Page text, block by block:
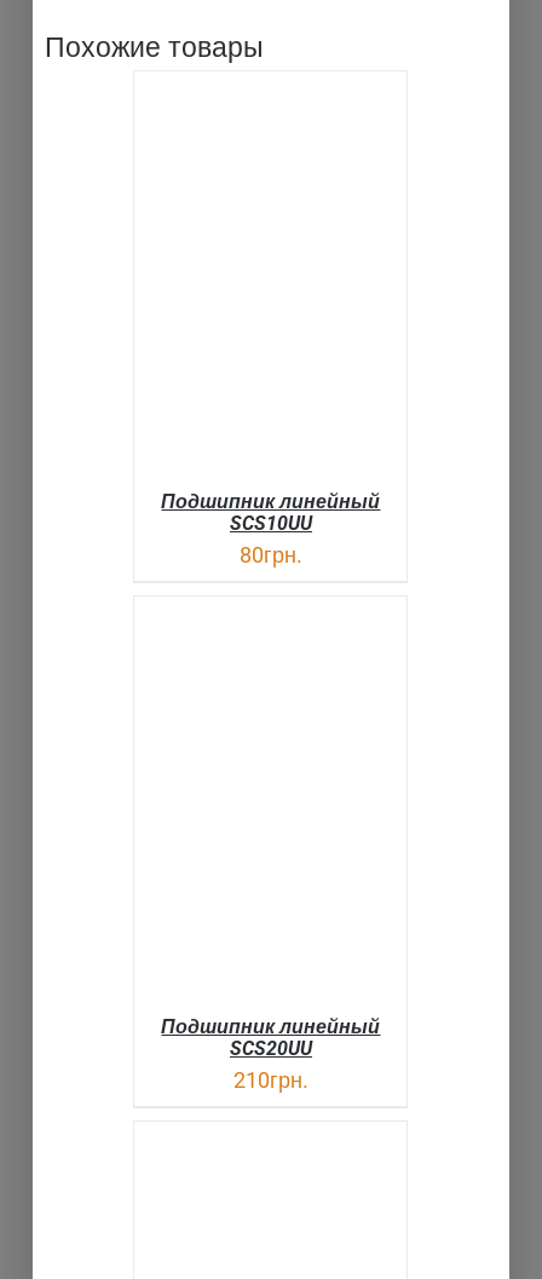
Похожие товары
Подшипник линейный
SCS10UU
80грн.
Подшипник линейный
SCS20UU
210грн.